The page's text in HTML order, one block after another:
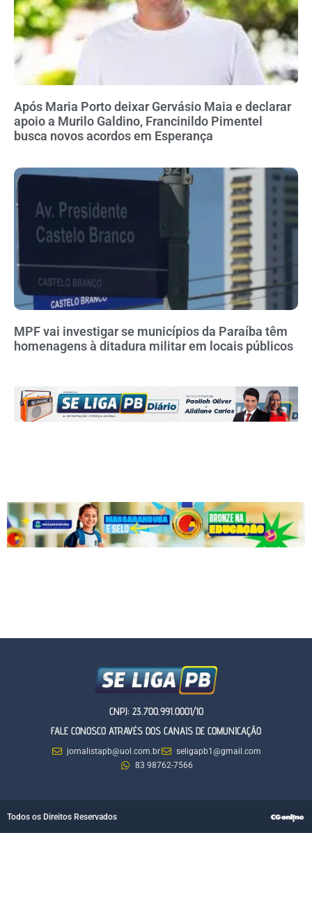
Após Maria Porto deixar Gervásio Maia e declarar
apoio a Murilo Galdino, Francinildo Pimentel
busca novos acordos em Esperança
MPF vai investigar se municípios da Paraíba têm
homenagens à ditadura militar em locais públicos
CNPJ: 23.700.991.0001/10
FALE CONOSCO ATRAVÉS DOS CANAIS DE COMUNICAÇÃO
jornalistapb@uol.com.br
seligapb1@gmail.com
83 98762-7566
Todos os Direitos Reservados